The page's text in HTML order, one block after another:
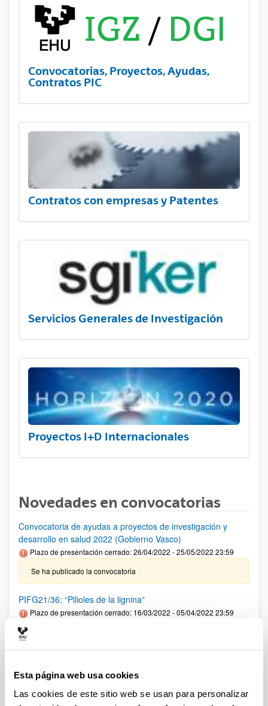
Esta página web usa cookies
Las cookies de este sitio web se usan para personalizar
Convocatorias, Proyectos, Ayudas,
Contratos PIC
Contratos con empresas y Patentes
Servicios Generales de Investigación
Proyectos I+D Internacionales
Novedades en convocatorias
Convocatoria de ayudas a proyectos de investigación y
desarrollo en salud 2022 (Gobierno Vasco)
Plazo de presentación cerrado: 26/04/2022 - 25/05/2022 23:59
Se ha publicado la convocatoria
PIFG21/36: “Pilioles de la lignina”
Plazo de presentación cerrado: 16/03/2022 - 05/04/2022 23:59
Fundación Vital Fundazioa 2021